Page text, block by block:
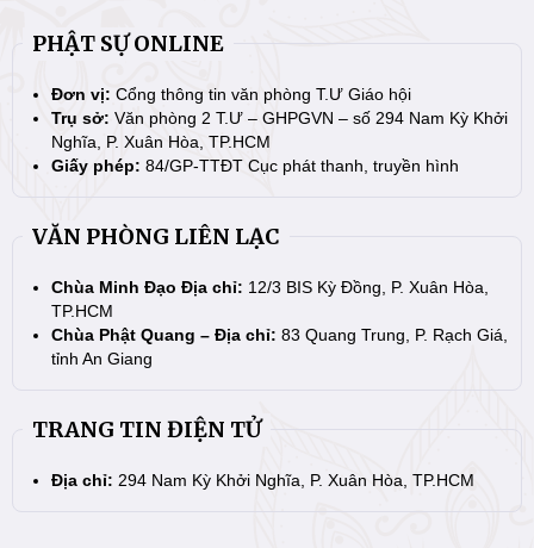
PHẬT SỰ ONLINE
Đơn vị: Cổng thông tin văn phòng T.Ư Giáo hội
Trụ sở: Văn phòng 2 T.Ư – GHPGVN – số 294 Nam Kỳ Khởi
Nghĩa, P. Xuân Hòa, TP.HCM
Giấy phép: 84/GP-TTĐT Cục phát thanh, truyền hình
VĂN PHÒNG LIÊN LẠC
Chùa Minh Đạo Địa chỉ: 12/3 BIS Kỳ Đồng, P. Xuân Hòa,
TP.HCM
Chùa Phật Quang – Địa chỉ: 83 Quang Trung, P. Rạch Giá,
tỉnh An Giang
TRANG TIN ĐIỆN TỬ
Địa chỉ: 294 Nam Kỳ Khởi Nghĩa, P. Xuân Hòa, TP.HCM